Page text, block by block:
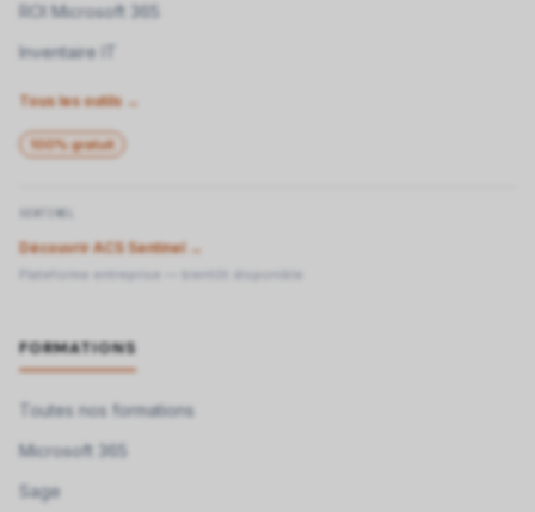
ROI Microsoft 365
Inventaire IT
Tous les outils →
100% gratuit
SENTINEL
Découvrir ACS Sentinel →
Plateforme entreprise — bientôt disponible
FORMATIONS
Toutes nos formations
Microsoft 365
Sage